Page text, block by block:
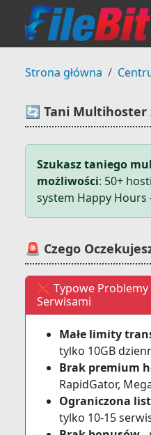
Strona główna
🔄 Tani Multihoster
Szukasz taniego
możliwości: 50+
system Happy Hours
🚨 Czego
❌ Typowe Problemy
Serwisami
Małe limity
tylko 10GB
Brak premium
RapidGator,
Ograniczona
tylko 10-15